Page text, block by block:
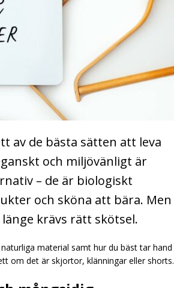
av de bästa sätten att leva
och miljövänligt är
– de är biologiskt
och sköna att bära. Men
krävs rätt skötsel.
material samt hur du bäst tar hand
om det är skjortor, klänningar eller shorts.